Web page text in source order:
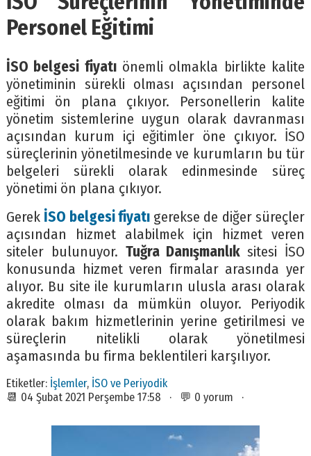
Personel Eğitimi
İSO belgesi fiyatı önemli olmakla birlikte kalite
yönetiminin sürekli olması açısından personel
eğitimi ön plana çıkıyor. Personellerin kalite
yönetim sistemlerine uygun olarak davranması
açısından kurum içi eğitimler öne çıkıyor. İSO
süreçlerinin yönetilmesinde ve kurumların bu tür
belgeleri sürekli olarak edinmesinde süreç
yönetimi ön plana çıkıyor.
Gerek İSO belgesi fiyatıgerekse de diğer süreçler
açısından hizmet alabilmek için hizmet veren
siteler bulunuyor. Tuğra Danışmanlıksitesi İSO
konusunda hizmet veren firmalar arasında yer
alıyor. Bu site ile kurumların ulusla arası olarak
akredite olması da mümkün oluyor. Periyodik
olarak bakım hizmetlerinin yerine getirilmesi ve
süreçlerin nitelikli olarak yönetilmesi
aşamasında bu firma beklentileri karşılıyor.
Etiketler: İşlemler, İSO ve Periyodik
📆 04 Şubat 2021 Perşembe 17:58 · 💬 0 yorum ·